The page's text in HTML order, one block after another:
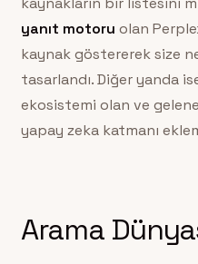
yanıt motoru olan
kaynak göstererek size
tasarlandı. Diğer yanda
ekosistemi olan ve
yapay zeka katmanı
Arama